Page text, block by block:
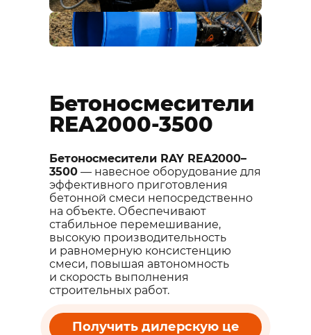
Бетоносмесители
REA2000-3500
Бетоносмесители RAY REA2000–
3500 — навесное оборудование для
эффективного приготовления
бетонной смеси непосредственно
на объекте. Обеспечивают
стабильное перемешивание,
высокую производительность
и равномерную консистенцию
смеси, повышая автономность
и скорость выполнения
строительных работ.
Получить дилерскую це